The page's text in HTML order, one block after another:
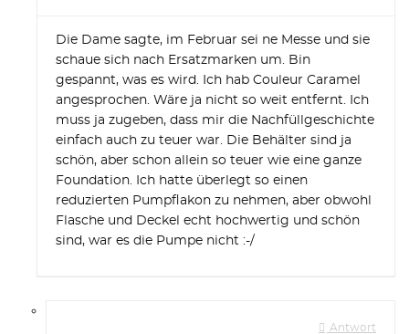
Die Dame sagte, im Februar sei ne Messe und sie
schaue sich nach Ersatzmarken um. Bin
gespannt, was es wird. Ich hab Couleur Caramel
angesprochen. Wäre ja nicht so weit entfernt. Ich
muss ja zugeben, dass mir die Nachfüllgeschichte
einfach auch zu teuer war. Die Behälter sind ja
schön, aber schon allein so teuer wie eine ganze
Foundation. Ich hatte überlegt so einen
reduzierten Pumpflakon zu nehmen, aber obwohl
Flasche und Deckel echt hochwertig und schön
sind, war es die Pumpe nicht :-/
Antwort